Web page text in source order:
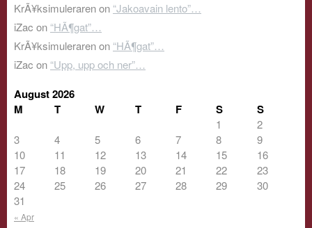
KrÃ¥ksimulerarenon “Jakoavain lento”…
iZac on “HÃ¶gat”…
KrÃ¥ksimulerarenon “HÃ¶gat”…
iZac on “Upp, upp och ner”…
August 2026
M
T W T F S S
« Apr
1
2
3
4 5 6 7 8
9
10
11 12 13 14 15
16
17
18 19 20 21 22
23
24
25 26 27 28 29
30
31